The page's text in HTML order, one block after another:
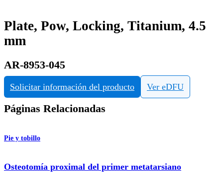
Plate, Pow, Locking, Titanium, 4.5
mm
AR-8953-045
Solicitar información del producto Ver eDFU
Páginas Relacionadas
Pie y tobillo
Osteotomía proximal del primer metatarsiano